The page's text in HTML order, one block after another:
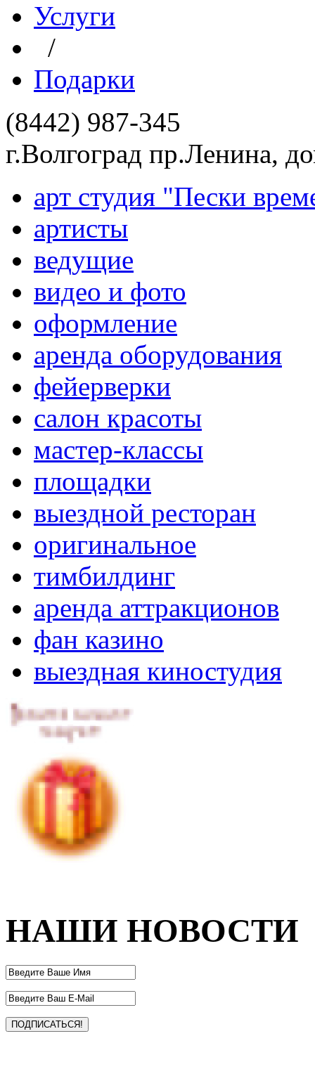
Услуги
/
Подарки
(8442) 987-345
г.Волгоград пр.Ленина,
арт студия "Пески
артисты
ведущие
видео и фото
оформление
аренда оборудования
фейерверки
салон красоты
мастер-классы
площадки
выездной ресторан
оригинальное
тимбилдинг
аренда аттракционов
фан казино
выездная киностудия
НАШИ НОВОСТИ